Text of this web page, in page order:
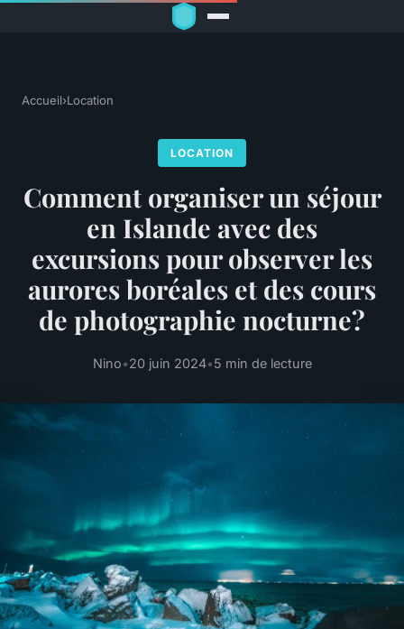
Accueil›Location
LOCATION
Comment organiser un séjour
en Islande avec des
excursions pour observer les
aurores boréales et des cours
de photographie nocturne?
Nino•20 juin 2024•5 min de lecture